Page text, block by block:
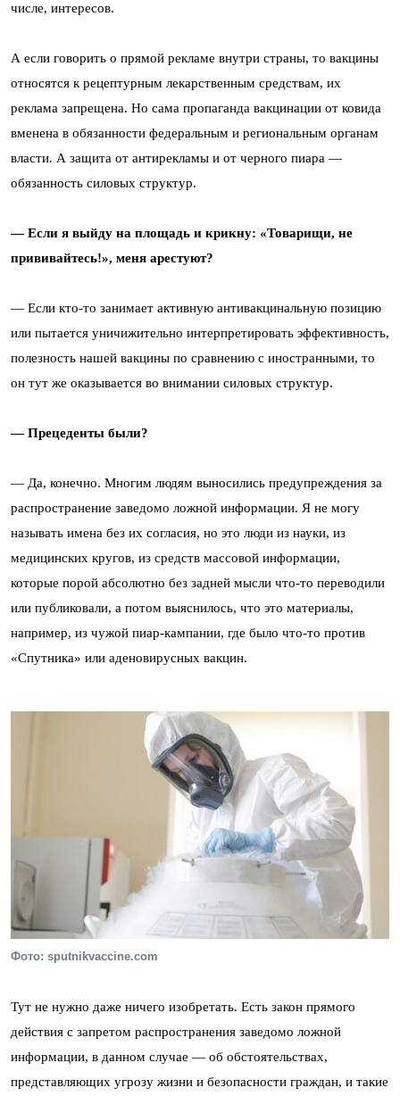
числе, интересов.
А если говорить о прямой рекламе внутри страны, то вакцины
относятся к рецептурным лекарственным средствам, их
реклама запрещена. Но сама пропаганда вакцинации от ковида
вменена в обязанности федеральным и региональным органам
власти. А защита от антирекламы и от черного пиара —
обязанность силовых структур.
— Если я выйду на площадь и крикну: «Товарищи, не
прививайтесь!», меня арестуют?
— Если кто-то занимает активную антивакцинальную позицию
или пытается уничижительно интерпретировать эффективность,
полезность нашей вакцины по сравнению с иностранными, то
он тут же оказывается во внимании силовых структур.
— Прецеденты были?
— Да, конечно. Многим людям выносились предупреждения за
распространение заведомо ложной информации. Я не могу
называть имена без их согласия, но это люди из науки, из
медицинских кругов, из средств массовой информации,
которые порой абсолютно без задней мысли что-то переводили
или публиковали, а потом выяснилось, что это материалы,
например, из чужой пиар-кампании, где было что-то против
«Спутника» или аденовирусных вакцин.
Фото: sputnikvaccine.com
Тут не нужно даже ничего изобретать. Есть закон прямого
действия с запретом распространения заведомо ложной
информации, в данном случае — об обстоятельствах,
представляющих угрозу жизни и безопасности граждан, и такие